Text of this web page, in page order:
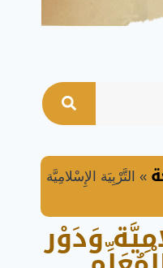
وَدَوْر
» التَّرْبِيَة الإِسْلامِيَّة